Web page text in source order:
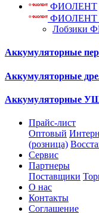
ФИОЛЕНТ
ФИОЛЕНТ
Лобзики
Аккумуляторные
Аккумуляторные
Аккумуляторные
Прайс-лист
Оптовый
(розница)
Сервис
Партнеры
Поставщики
О нас
Контакты
Соглашение